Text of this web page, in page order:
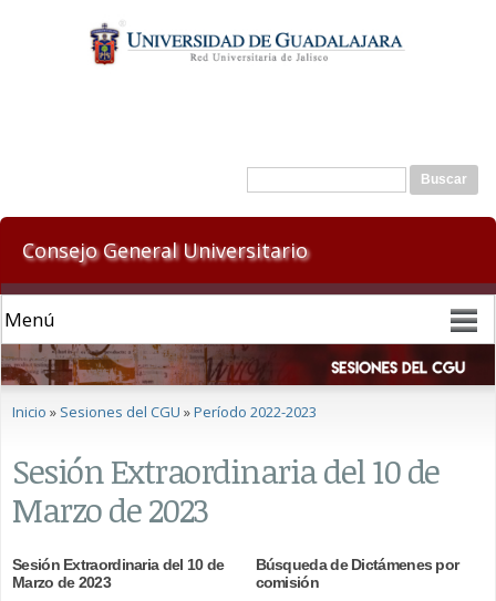
contenido
principal
Formulario de búsqueda
Buscar
Consejo General Universitario
Se encuentra usted aquí
Inicio » Sesiones del CGU »Período 2022-2023
Sesión Extraordinaria del 10 de
Marzo de 2023
Sesión Extraordinaria del 10 de
Marzo de 2023
Búsqueda de Dictámenes por
comisión